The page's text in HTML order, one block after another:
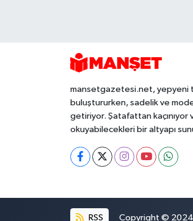
mansetgazetesi.net, yepyeni
buluştururken, sadelik ve
getiriyor. Şatafattan kaçınıyor
okuyabilecekleri bir altyapı
RSS Copyright © 2024.